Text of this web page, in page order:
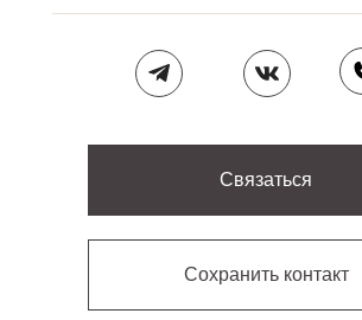
Связаться
Сохранить контакт